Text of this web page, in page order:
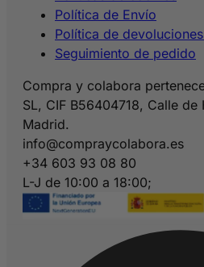
Política de Envío
Política de
Seguimiento de pedido
Compra y colabora
SL, CIF B56404718, Calle
Madrid.
info@compraycolabora.es
+34 603 93 08 80
L-J de 10:00 a 18:00;
V de 10:00 a 15:00